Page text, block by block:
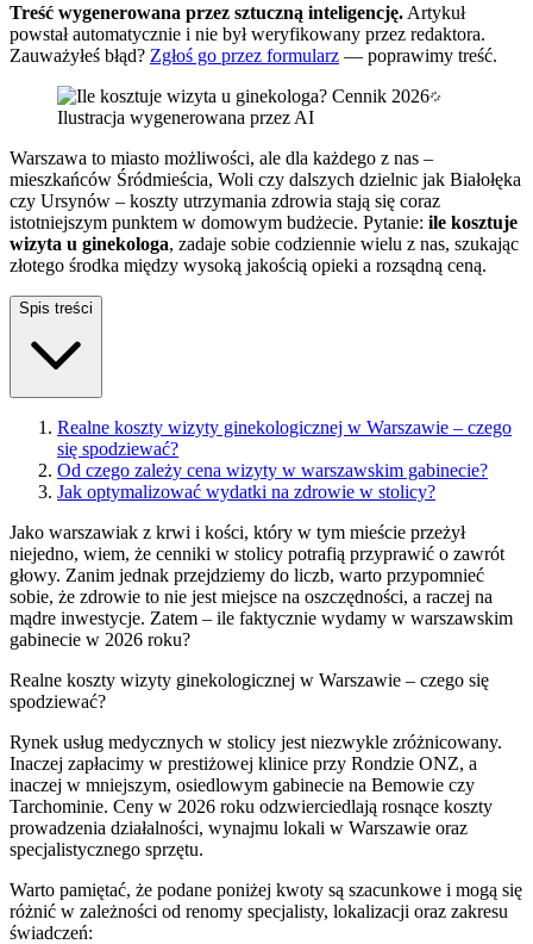
Treść wygenerowana przez sztuczną inteligencję. Artykuł
powstał automatycznie i nie był weryfikowany przez redaktora.
Zauważyłeś błąd? Zgłoś go przez formularz — poprawimy treść.
Ilustracja wygenerowana przez AI
Warszawa to miasto możliwości, ale dla każdego z nas –
mieszkańców Śródmieścia, Woli czy dalszych dzielnic jak Białołęka
czy Ursynów – koszty utrzymania zdrowia stają się coraz
istotniejszym punktem w domowym budżecie. Pytanie: ile kosztuje
wizyta u ginekologa, zadaje sobie codziennie wielu z nas, szukając
złotego środka między wysoką jakością opieki a rozsądną ceną.
Spis treści
Realne koszty wizyty ginekologicznej w Warszawie – czego
się spodziewać?
Od czego zależy cena wizyty w warszawskim gabinecie?
Jak optymalizować wydatki na zdrowie w stolicy?
Jako warszawiak z krwi i kości, który w tym mieście przeżył
niejedno, wiem, że cenniki w stolicy potrafią przyprawić o zawrót
głowy. Zanim jednak przejdziemy do liczb, warto przypomnieć
sobie, że zdrowie to nie jest miejsce na oszczędności, a raczej na
mądre inwestycje. Zatem – ile faktycznie wydamy w warszawskim
gabinecie w 2026 roku?
Realne koszty wizyty ginekologicznej w Warszawie – czego się
spodziewać?
Rynek usług medycznych w stolicy jest niezwykle zróżnicowany.
Inaczej zapłacimy w prestiżowej klinice przy Rondzie ONZ, a
inaczej w mniejszym, osiedlowym gabinecie na Bemowie czy
Tarchominie. Ceny w 2026 roku odzwierciedlają rosnące koszty
prowadzenia działalności, wynajmu lokali w Warszawie oraz
specjalistycznego sprzętu.
Warto pamiętać, że podane poniżej kwoty są szacunkowe i mogą się
różnić w zależności od renomy specjalisty, lokalizacji oraz zakresu
świadczeń: